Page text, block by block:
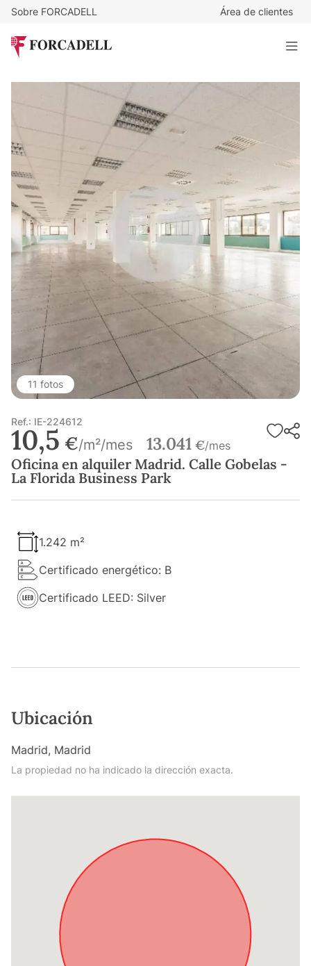
Sobre FORCADELL Área de clientes
Oficina en alquiler Madrid. Calle Gobelas - La Florida
Business Park
11 fotos
Ref.: IE-224612
10,5 €/m²/mes 13.041 €/mes
Oficina en alquiler Madrid. Calle Gobelas -
La Florida Business Park
1.242 m²
Certificado energético: B
Certificado LEED: Silver
Ubicación
Madrid, Madrid
La propiedad no ha indicado la dirección exacta.